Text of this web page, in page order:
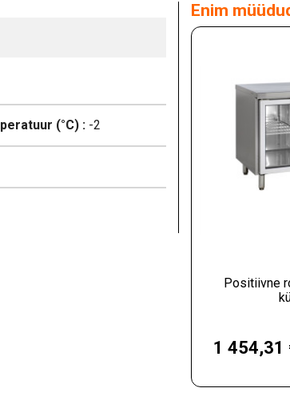
(°C) :-2
Enim
Positiivne
1 454,31